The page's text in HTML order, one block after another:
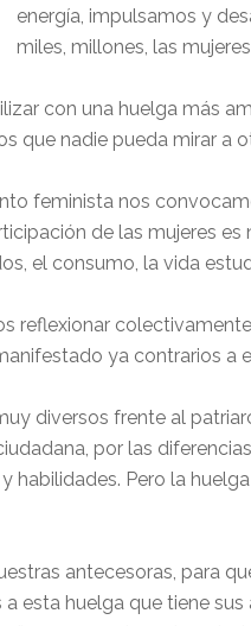
energía, impulsamos y
miles, millones, las
con una huelga más
que nadie pueda mirar
feminista nos
de las mujeres
el consumo, la vida
reflexionar
ya contrarios
diversos frente al
por las
habilidades. Pero la
antecesoras, para
esta huelga que tiene